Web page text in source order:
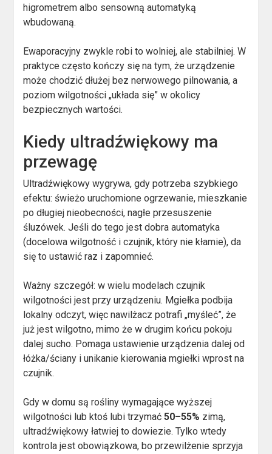
higrometrem albo sensowną automatyką
wbudowaną.
Ewaporacyjny zwykle robi to wolniej, ale stabilniej. W
praktyce często kończy się na tym, że urządzenie
może chodzić dłużej bez nerwowego pilnowania, a
poziom wilgotności „układa się” w okolicy
bezpiecznych wartości.
Kiedy ultradźwiękowy ma
przewagę
Ultradźwiękowy wygrywa, gdy potrzeba szybkiego
efektu: świeżo uruchomione ogrzewanie, mieszkanie
po długiej nieobecności, nagłe przesuszenie
śluzówek. Jeśli do tego jest dobra automatyka
(docelowa wilgotność i czujnik, który nie kłamie), da
się to ustawić raz i zapomnieć.
Ważny szczegół: w wielu modelach czujnik
wilgotności jest przy urządzeniu. Mgiełka podbija
lokalny odczyt, więc nawilżacz potrafi „myśleć”, że
już jest wilgotno, mimo że w drugim końcu pokoju
dalej sucho. Pomaga ustawienie urządzenia dalej od
łóżka/ściany i unikanie kierowania mgiełki wprost na
czujnik.
Gdy w domu są rośliny wymagające wyższej
wilgotności lub ktoś lubi trzymać50–55% zimą,
ultradźwiękowy łatwiej to dowiezie. Tylko wtedy
kontrola jest obowiązkowa, bo przewilżenie sprzyja